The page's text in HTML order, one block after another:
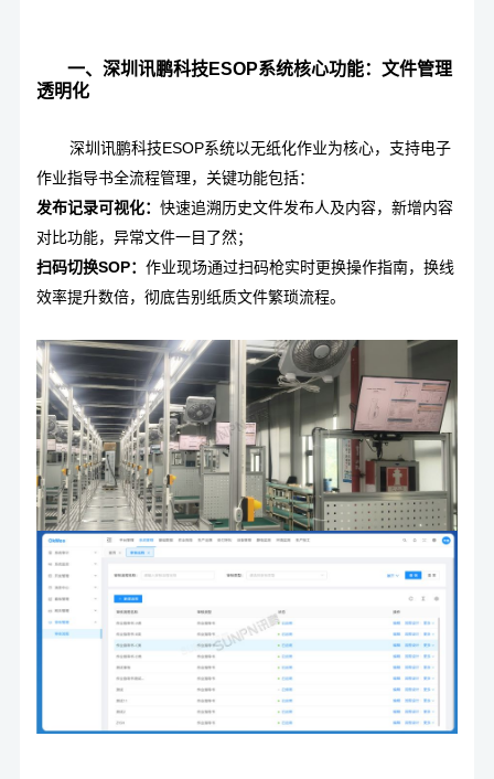
一、深圳讯鹏科技ESOP系统核心功能：文件管理
透明化
深圳讯鹏科技ESOP系统以无纸化作业为核心，支持电子
作业指导书全流程管理，关键功能包括：
发布记录可视化： 快速追溯历史文件发布人及内容，新增内容
对比功能，异常文件一目了然；
扫码切换SOP： 作业现场通过扫码枪实时更换操作指南，换线
效率提升数倍，彻底告别纸质文件繁琐流程。